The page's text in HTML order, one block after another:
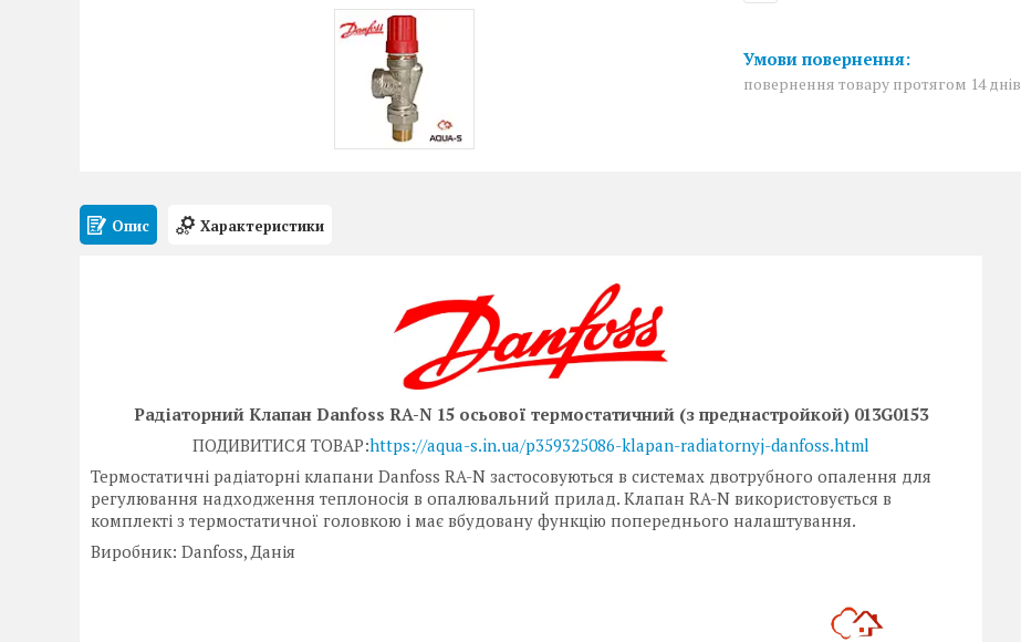
повернення товару протягом 14 днів
Опис Характеристики
Радіаторний Клапан Danfoss RA-N 15 осьової термостатичний (з преднастройкой) 013G0153
ПОДИВИТИСЯ ТОВАР:https://aqua-s.in.ua/p359325086-klapan-radiatornyj-danfoss.html
Термостатичні радіаторні клапани Danfoss RA-N застосовуються в системах двотрубного опалення для
регулювання надходження теплоносія в опалювальний прилад. Клапан RA-N використовується в
комплекті з термостатичної головкою і має вбудовану функцію попереднього налаштування.
Виробник: Danfoss, Данія